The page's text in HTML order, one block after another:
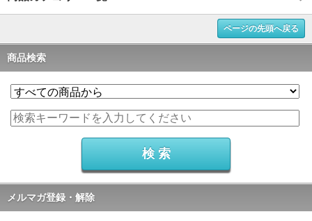
ページの先頭へ戻る
商品検索
メルマガ登録・解除